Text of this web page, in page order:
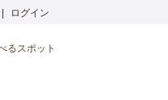
ログイン
るスポット